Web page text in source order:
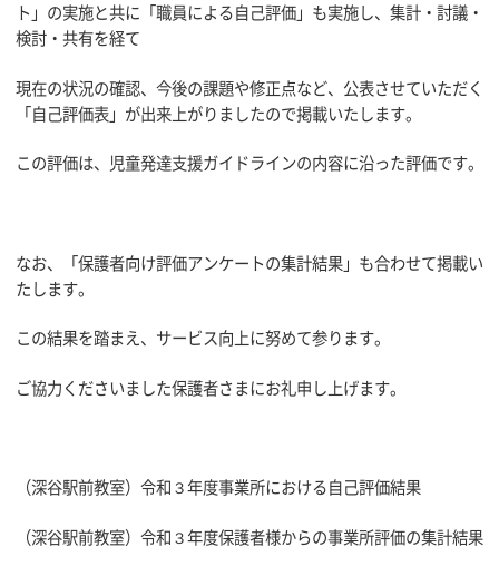
ト」の実施と共に「職員による自己評価」も実施し、集計・討議・
検討・共有を経て
現在の状況の確認、今後の課題や修正点など、公表させていただく
「自己評価表」が出来上がりましたので掲載いたします。
この評価は、児童発達支援ガイドラインの内容に沿った評価です。
なお、「保護者向け評価アンケートの集計結果」も合わせて掲載い
たします。
この結果を踏まえ、サービス向上に努めて参ります。
ご協力くださいました保護者さまにお礼申し上げます。
（深谷駅前教室）令和３年度事業所における自己評価結果
（深谷駅前教室）令和３年度保護者様からの事業所評価の集計結果